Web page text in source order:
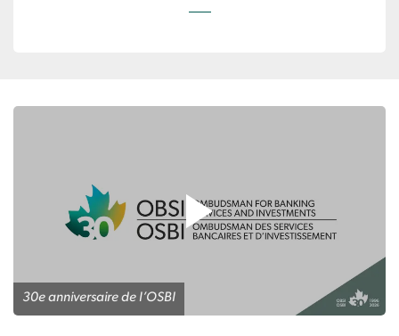
30e anniversaire de l’OSBI